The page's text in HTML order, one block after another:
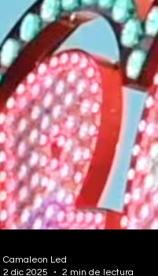
Camaleon Led
2 dic 2025
2 min de lectura